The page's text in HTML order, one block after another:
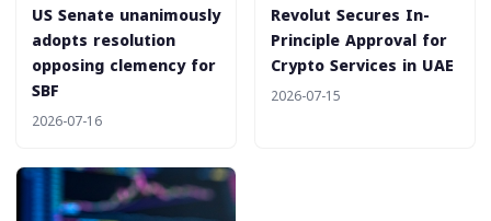
US Senate unanimously
adopts resolution
opposing clemency for
SBF
2026-07-16
Revolut Secures In-
Principle Approval for
Crypto Services in UAE
2026-07-15